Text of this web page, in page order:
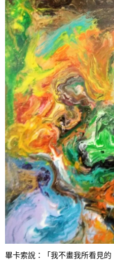
畢卡索說：「我不畫我所看見的